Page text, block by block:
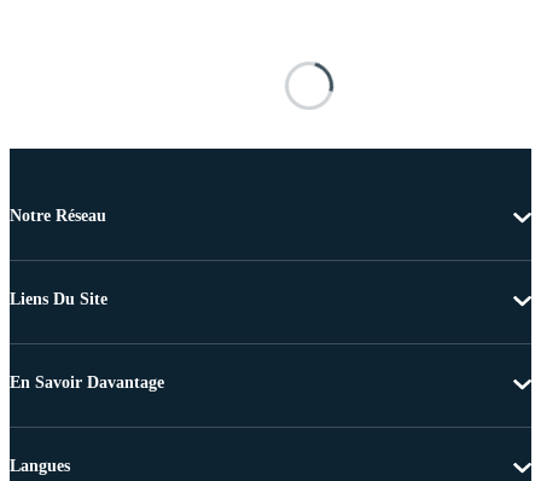
Notre Réseau
Liens Du Site
En Savoir Davantage
Langues